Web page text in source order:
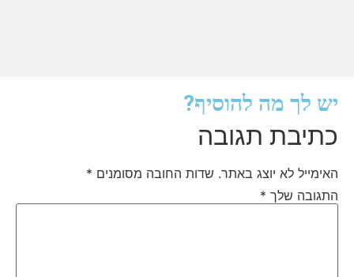
יש לך מה להוסיף?
כתיבת תגובה
האימייל לא יוצג באתר. שדות החובה מסומנים *
התגובה שלך *